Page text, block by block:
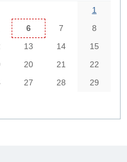
1
6 7
8
13 14
15
20 21
22
27 28
29